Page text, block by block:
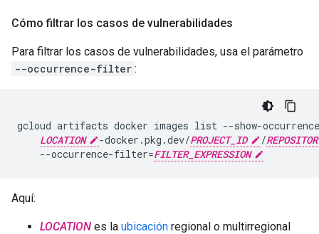
Cómo filtrar los casos de vulnerabilidades
Para filtrar los casos de vulnerabilidades, usa el parámetro
--occurrence-filter :
gcloud artifacts docker images list --show-
LOCATION
-docker.pkg.dev/PROJECT_ID /
--occurrence-filter=FILTER_EXPRESSION
Aquí:
LOCATION es la ubicación regional o multirregional